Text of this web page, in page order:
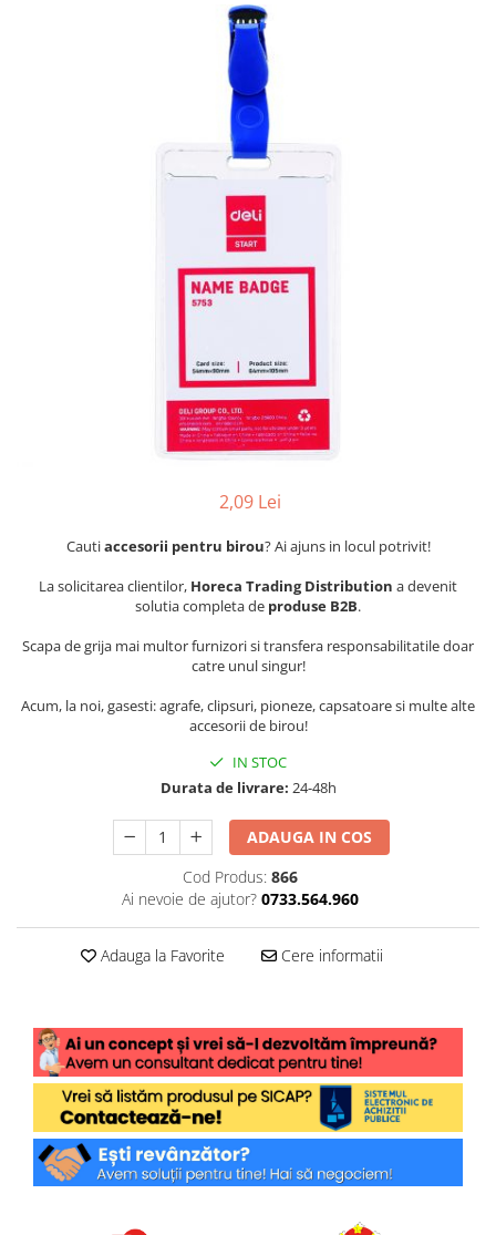
Intretinere masina de spalat
Solutii desfundat tevi
2,09 Lei
Cautiaccesorii pentru birou? Ai ajuns in locul potrivit!
La solicitarea clientilor, Horeca Trading Distribution a devenit
solutia completa de produse B2B.
Scapa de grija mai multor furnizori si transfera responsabilitatile doar
catre unul singur!
Acum, la noi, gasesti: agrafe, clipsuri, pioneze, capsatoare si multe alte
accesorii de birou!
IN STOC
Durata de livrare: 24-48h
ADAUGA IN COS
Cod Produs: 866
Ai nevoie de ajutor? 0733.564.960
Adauga la Favorite Cere informatii